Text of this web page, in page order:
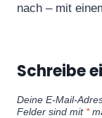
nach – mit
Schreibe
Deine E-Mail-
Felder sind mit *